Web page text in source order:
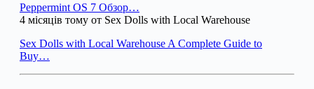
Peppermint OS 7 Обзор…
4 місяців тому от Sex Dolls with Local Warehouse
Sex Dolls with Local Warehouse A Complete Guide to
Buy…